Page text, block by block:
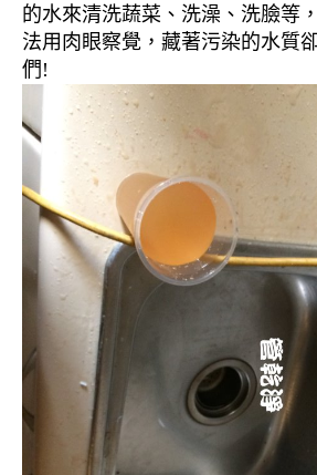
的水來清洗蔬菜、洗澡、洗臉等
法用肉眼察覺，藏著污染的水質
們!